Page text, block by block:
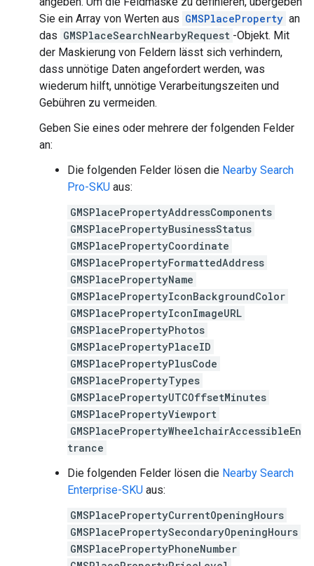
Sie ein Array von Werten aus GMSPlaceProperty an
das GMSPlaceSearchNearbyRequest -Objekt. Mit
der Maskierung von Feldern lässt sich verhindern,
dass unnötige Daten angefordert werden, was
wiederum hilft, unnötige Verarbeitungszeiten und
Gebühren zu vermeiden.
Geben Sie eines oder mehrere der folgenden Felder
an:
Die folgenden Felder lösen die Nearby Search
Pro-SKU aus:
GMSPlacePropertyAddressComponents
GMSPlacePropertyBusinessStatus
GMSPlacePropertyCoordinate
GMSPlacePropertyFormattedAddress
GMSPlacePropertyName
GMSPlacePropertyIconBackgroundColor
GMSPlacePropertyIconImageURL
GMSPlacePropertyPhotos
GMSPlacePropertyPlaceID
GMSPlacePropertyPlusCode
GMSPlacePropertyTypes
GMSPlacePropertyUTCOffsetMinutes
GMSPlacePropertyViewport
GMSPlacePropertyWheelchairAccessibleEn
trance
Die folgenden Felder lösen die Nearby Search
Enterprise-SKU aus:
GMSPlacePropertyCurrentOpeningHours
GMSPlacePropertySecondaryOpeningHours
GMSPlacePropertyPhoneNumber